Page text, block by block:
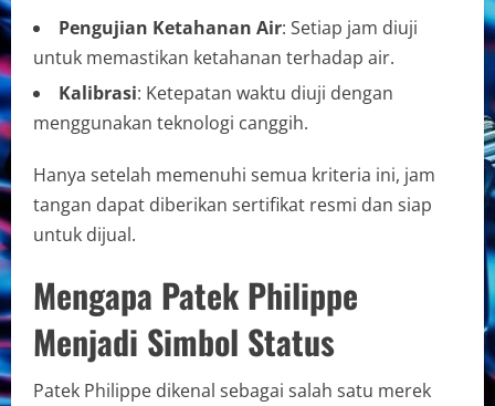
Pengujian Ketahanan Air: Setiap jam diuji
untuk memastikan ketahanan terhadap air.
Kalibrasi: Ketepatan waktu diuji dengan
menggunakan teknologi canggih.
Hanya setelah memenuhi semua kriteria ini, jam
tangan dapat diberikan sertifikat resmi dan siap
untuk dijual.
Mengapa Patek Philippe
Menjadi Simbol Status
Patek Philippe dikenal sebagai salah satu merek